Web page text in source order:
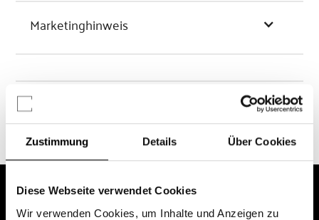
Zustimmung Details Über Cookies
Diese Webseite verwendet Cookies
Wir verwenden Cookies, um Inhalte und Anzeigen zu
Marketinghinweis
Chancen & Risiken